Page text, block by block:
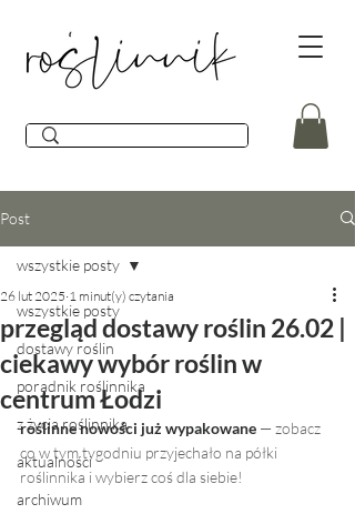
Post
wszystkie posty
dostawy roślin
poradnik roślinnika
z życia roślinnika
aktualności
archiwum
wszystkie posty
przegląd dostawy roślin 26.02 |
ciekawy wybór roślin w
centrum Łodzi
26 lut 2025 1 minut(y) czytania
roślinne nowości już wypakowane — zobacz
co w tym tygodniu przyjechało na półki
roślinnika i wybierz coś dla siebie!